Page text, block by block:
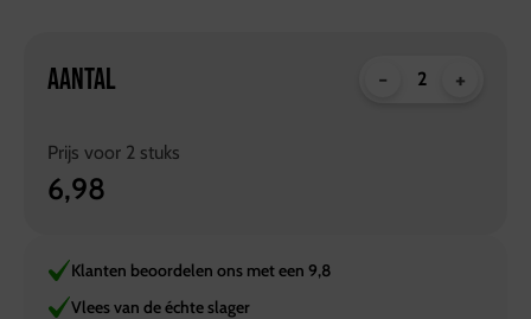
AANTAL - +
Prijs voor 2 stuks
6,98
Klanten beoordelen ons met een 9,8
Vlees van de échte slager